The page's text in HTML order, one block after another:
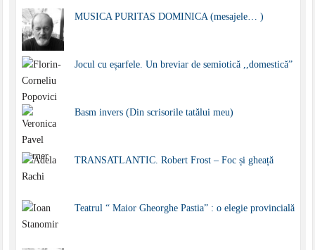
MUSICA PURITAS DOMINICA (mesajele… )
Jocul cu eșarfele. Un breviar de semiotică ,,domestică”
Basm invers (Din scrisorile tatălui meu)
TRANSATLANTIC. Robert Frost – Foc și gheață
Teatrul “ Maior Gheorghe Pastia” : o elegie provincială